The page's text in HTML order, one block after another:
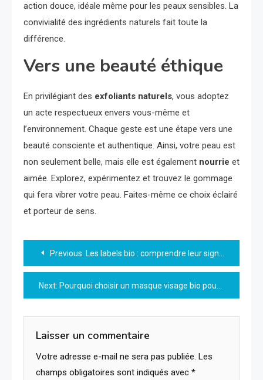
action douce, idéale même pour les peaux sensibles. La
convivialité des ingrédients naturels fait toute la
différence.
Vers une beauté éthique
En privilégiant des exfoliants naturels, vous adoptez
un acte respectueux envers vous-même et
l’environnement. Chaque geste est une étape vers une
beauté consciente et authentique. Ainsi, votre peau est
non seulement belle, mais elle est également nourrie et
aimée. Explorez, expérimentez et trouvez le gommage
qui fera vibrer votre peau. Faites-même ce choix éclairé
et porteur de sens.
Navigation
de
l’article
Previous: Les labels bio : comprendre leur signification et leur importance
Next: Pourquoi choisir un masque visage bio pour votre peau ?
Laisser un commentaire
Votre adresse e-mail ne sera pas publiée. Les
champs obligatoires sont indiqués avec *